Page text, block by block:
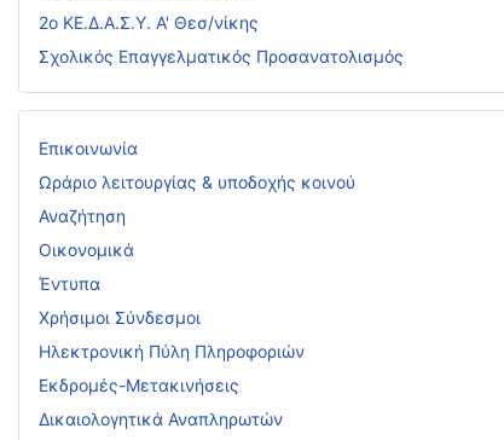
2ο ΚΕ.Δ.Α.Σ.Υ. Α' Θεσ/νίκης
Σχολικός Επαγγελματικός Προσανατολισμός
Επικοινωνία
Ωράριο λειτουργίας & υποδοχής κοινού
Αναζήτηση
Οικονομικά
Έντυπα
Χρήσιμοι Σύνδεσμοι
Ηλεκτρονική Πύλη Πληροφοριών
Εκδρομές-Μετακινήσεις
Δικαιολογητικά Αναπληρωτών